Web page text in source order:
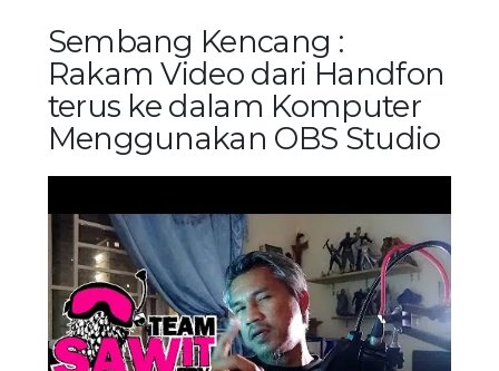
Sembang Kencang :
Rakam Video dari Handfon
terus ke dalam Komputer
Menggunakan OBS Studio